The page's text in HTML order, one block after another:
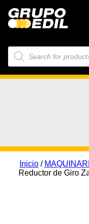
Búsqueda
de
productos
Inicio /
Reductor de Giro